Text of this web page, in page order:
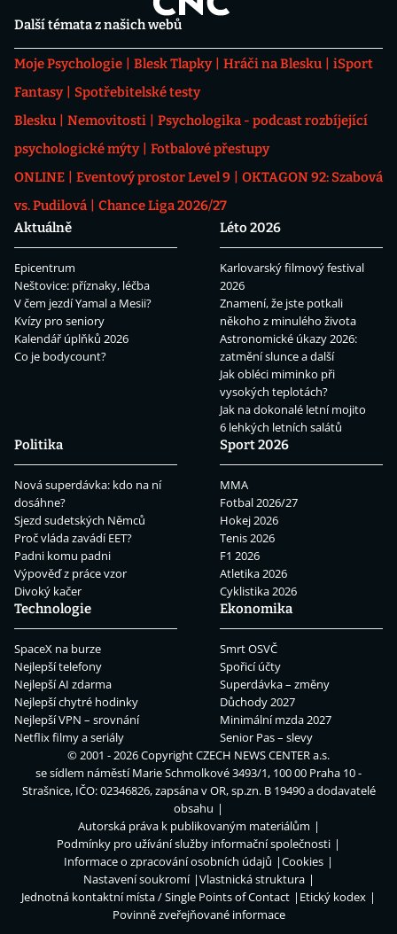
Další témata z našich webů
Moje Psychologie Blesk Tlapky Hráči na Blesku
iSport
Fantasy
Spotřebitelské testy
Blesku
Nemovitosti
Psychologika - podcast rozbíjející
psychologické mýty
Fotbalové přestupy
ONLINE
Eventový prostor Level 9
OKTAGON 92: Szabová
vs. Pudilová
Chance Liga 2026/27
Aktuálně
Epicentrum
Neštovice: příznaky, léčba
V čem jezdí Yamal a Mesii?
Kvízy pro seniory
Kalendář úplňků 2026
Co je bodycount?
Léto 2026
Karlovarský filmový festival
2026
Znamení, že jste potkali
někoho z minulého života
Astronomické úkazy 2026:
zatmění slunce a další
Jak obléci miminko při
vysokých teplotách?
Jak na dokonalé letní mojito
6 lehkých letních salátů
Politika
Nová superdávka: kdo na ní
dosáhne?
Sjezd sudetských Němců
Proč vláda zavádí EET?
Padni komu padni
Výpověď z práce vzor
Divoký kačer
Sport 2026
MMA
Fotbal 2026/27
Hokej 2026
Tenis 2026
F1 2026
Atletika 2026
Cyklistika 2026
Technologie
SpaceX na burze
Nejlepší telefony
Nejlepší AI zdarma
Nejlepší chytré hodinky
Nejlepší VPN – srovnání
Netflix filmy a seriály
Ekonomika
Smrt OSVČ
Spořicí účty
Superdávka – změny
Důchody 2027
Minimální mzda 2027
Senior Pas – slevy
© 2001 - 2026 CopyrightCZECH NEWS CENTER a.s.
se sídlem náměstí Marie Schmolkové 3493/1, 100 00 Praha 10 -
Strašnice, IČO: 02346826, zapsána v OR, sp.zn. B 19490 a dodavatelé
obsahu
Autorská práva k publikovaným materiálům
Podmínky pro užívání služby informační společnosti
Informace o zpracování osobních údajů
Cookies
Nastavení soukromí
Vlastnická struktura
Jednotná kontaktní místa / Single Points of Contact
Etický kodex
Povinně zveřejňované informace